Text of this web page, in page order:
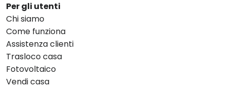
Per gli utenti
Chi siamo
Come funziona
Assistenza clienti
Trasloco casa
Fotovoltaico
Vendi casa